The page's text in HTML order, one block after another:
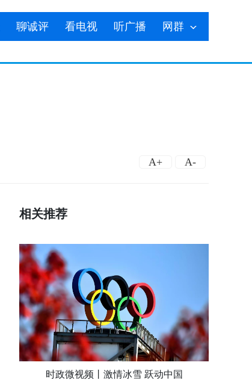
聊诚评 看电视 听广播 网群
A+ A-
相关推荐
时政微视频丨激情冰雪 跃动中国